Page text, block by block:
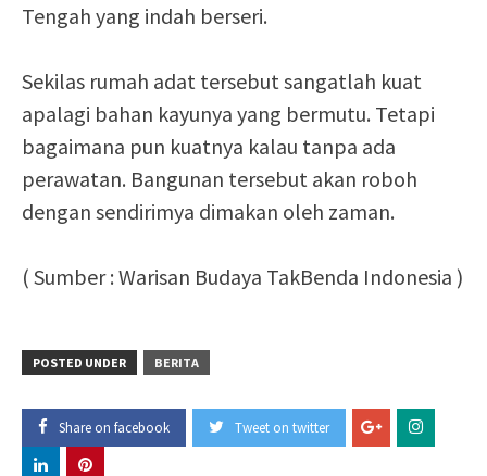
Tengah yang indah berseri.
Sekilas rumah adat tersebut sangatlah kuat
apalagi bahan kayunya yang bermutu. Tetapi
bagaimana pun kuatnya kalau tanpa ada
perawatan. Bangunan tersebut akan roboh
dengan sendirimya dimakan oleh zaman.
( Sumber : Warisan Budaya TakBenda Indonesia )
POSTED UNDER BERITA
Share on facebook Tweet on twitter